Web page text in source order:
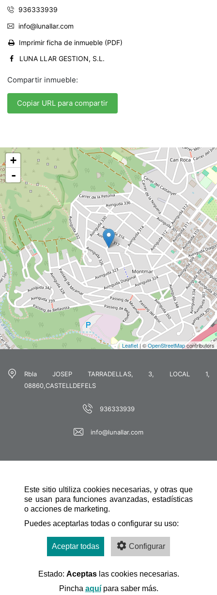
Este sitio ultiliza cookies necesarias, y otras que
se usan para funciones avanzadas, estadísticas
o acciones de marketing.
Puedes aceptarlas todas o configurar su uso:
Aceptar todas Configurar
Estado: Aceptaslas cookies necesarias.
Pincha aquípara saber más.
936333939
info@lunallar.com
Imprimir ficha de inmueble (PDF)
LUNA LLAR GESTION, S.L.
Compartir inmueble:
Copiar URL para compartir
+
-
Leaflet | ©OpenStreetMapcontributors
Rbla JOSEP TARRADELLAS, 3, LOCAL 1,
08860,CASTELLDEFELS
936333939
info@lunallar.com
NAVEGACIÓN RÁPIDA
Desarrollado por: